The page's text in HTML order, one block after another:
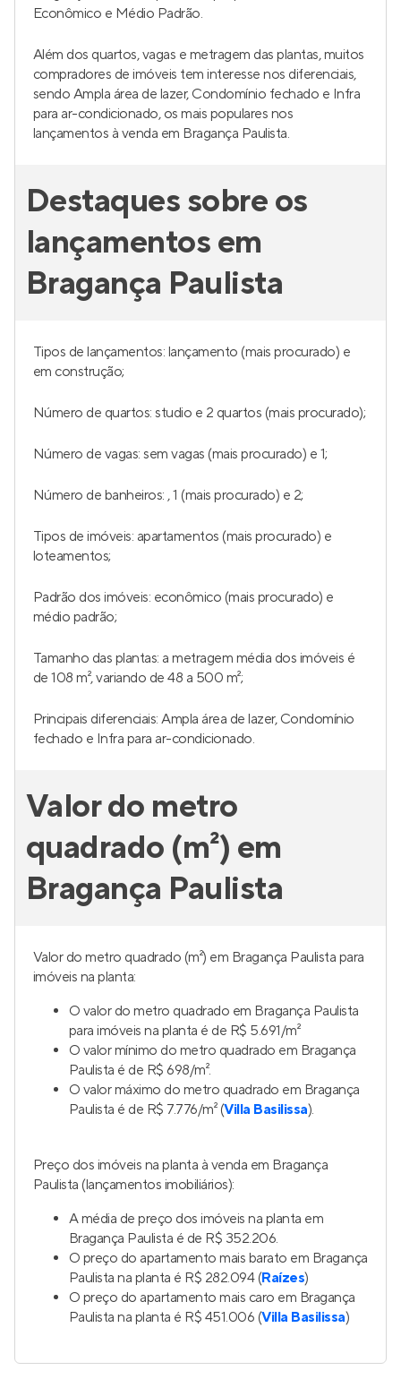
Econômico e Médio Padrão.
Além dos quartos, vagas e metragem das plantas, muitos
compradores de imóveis tem interesse nos diferenciais,
sendo Ampla área de lazer, Condomínio fechado e Infra
para ar-condicionado, os mais populares nos
lançamentos à venda em Bragança Paulista.
Destaques sobre os
lançamentos em
Bragança Paulista
Tipos de lançamentos: lançamento (mais procurado) e
em construção;
Número de quartos: studio e 2 quartos (mais procurado);
Número de vagas: sem vagas (mais procurado) e 1;
Número de banheiros: , 1 (mais procurado) e 2;
Tipos de imóveis: apartamentos (mais procurado) e
loteamentos;
Padrão dos imóveis: econômico (mais procurado) e
médio padrão;
Tamanho das plantas: a metragem média dos imóveis é
de 108 m², variando de 48 a 500 m²;
Principais diferenciais: Ampla área de lazer, Condomínio
fechado e Infra para ar-condicionado.
Valor do metro
quadrado (m²) em
Bragança Paulista
Valor do metro quadrado (m²) em Bragança Paulista para
imóveis na planta:
O valor do metro quadrado em Bragança Paulista
para imóveis na planta é de R$ 5.691/m²
O valor mínimo do metro quadrado em Bragança
Paulista é de R$ 698/m².
O valor máximo do metro quadrado em Bragança
Paulista é de R$ 7.776/m² (Villa Basilissa).
Preço dos imóveis na planta à venda em Bragança
Paulista (lançamentos imobiliários):
A média de preço dos imóveis na planta em
Bragança Paulista é de R$ 352.206.
O preço do apartamento mais barato em Bragança
Paulista na planta é R$ 282.094 (Raízes)
O preço do apartamento mais caro em Bragança
Paulista na planta é R$ 451.006 (Villa Basilissa)